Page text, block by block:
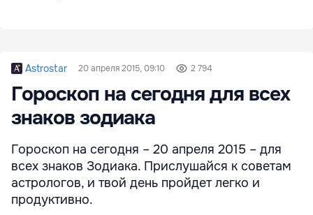
Astrostar 20 апреля 2015, 09:10 2 794
Гороскоп на сегодня для всех
знаков зодиака
Гороскоп на сегодня – 20 апреля 2015 – для
всех знаков Зодиака. Прислушайся к советам
астрологов, и твой день пройдет легко и
продуктивно.